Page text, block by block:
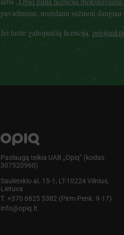
pavadinimu, norėdami sužinoti
Jei turite galiojančią licenciją,
Paslaugą teikia UAB „Opiq” (kodas
307520960)
Saulėtekio al. 15-1, LT-10224 Vilnius,
Lietuva
T. +370 6825 5382 (Pirm-Penk. 9-17)
info@opiq.lt